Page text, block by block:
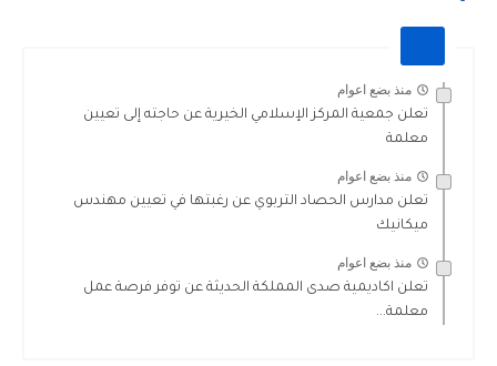
منذ بضع اعوام
تعلن جمعية المركز الإسلامي الخيرية عن حاجته إلى تعيين
معلمة
منذ بضع اعوام
تعلن مدارس الحصاد التربوي عن رغبتها في تعيين مهندس
ميكانيك
منذ بضع اعوام
تعلن اكاديمية صدى المملكة الحديثة عن توفر فرصة عمل
معلمة...